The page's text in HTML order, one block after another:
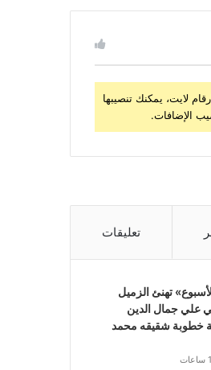
لايت، يمكنك تنصيبها
الإضافات.
تعليقات
تهنئ الزميل
علي جمال الدين
خطوبة شقيقه محمد